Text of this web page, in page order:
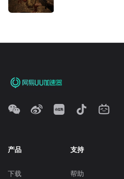
产品
下载
支持
帮助